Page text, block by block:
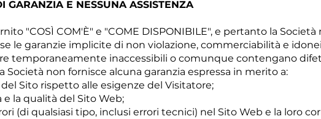
GARANZIA E NESSUNA ASSISTENZA
"COSÌ COM'È" e "COME DISPONIBILE", e pertanto la
le garanzie implicite di non violazione, commerciabilità e
temporaneamente inaccessibili o comunque contengano
Società non fornisce alcuna garanzia espressa in merito a:
Sito rispetto alle esigenze del Visitatore;
e la qualità del Sito Web;
(di qualsiasi tipo, inclusi errori tecnici) nel Sito Web e la loro